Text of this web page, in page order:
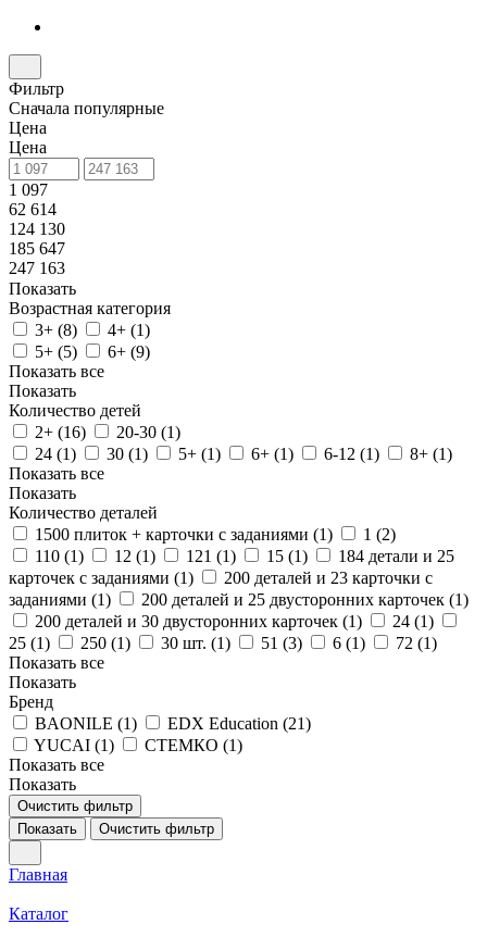
Фильтр
Сначала популярные
Цена
Цена
1 097
62 614
124 130
185 647
247 163
Показать
Возрастная категория
3+ (8) 4+ (1)
5+ (5) 6+ (9)
Показать все
Показать
Количество детей
2+ (16) 20-30 (1)
24 (1) 30 (1) 5+ (1) 6+ (1) 6-12 (1) 8+ (1)
Показать все
Показать
Количество деталей
1500 плиток + карточки с заданиями (1) 1 (2)
110 (1) 12 (1) 121 (1) 15 (1)
184 детали и 25
карточек с заданиями (1)
200 деталей и 23 карточки с
заданиями (1) 200 деталей и 25 двусторонних карточек (1)
200 деталей и 30 двусторонних карточек (1) 24 (1)
25 (1) 250 (1) 30 шт. (1) 51 (3) 6 (1) 72 (1)
Показать все
Показать
Бренд
BAONILE (1) EDX Education (21)
YUCAI (1) СТЕМКО (1)
Показать все
Показать
Очистить фильтр
Показать
Очистить фильтр
Главная
Каталог